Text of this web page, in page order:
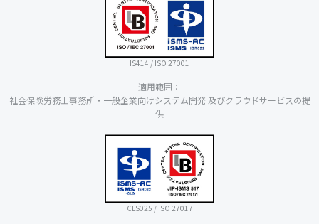
IS414 / ISO 27001
適用範囲：
社会保険労務士事務所・一般企業向けシステム開発 及びクラウドサービスの提
供
CLS025 / ISO 27017